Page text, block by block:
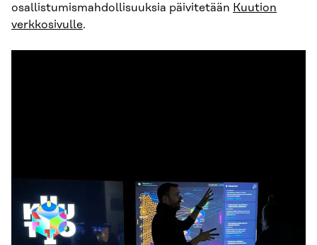
osallistumismahdollisuuksia päivitetään Kuution
verkkosivulle.